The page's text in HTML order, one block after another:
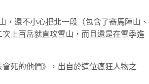
，還不小心把北一段（包含了審馬陣山、
上百岳就直攻雪山，而且還是在雪季進
死的他們》，出自於這位瘋狂人物之